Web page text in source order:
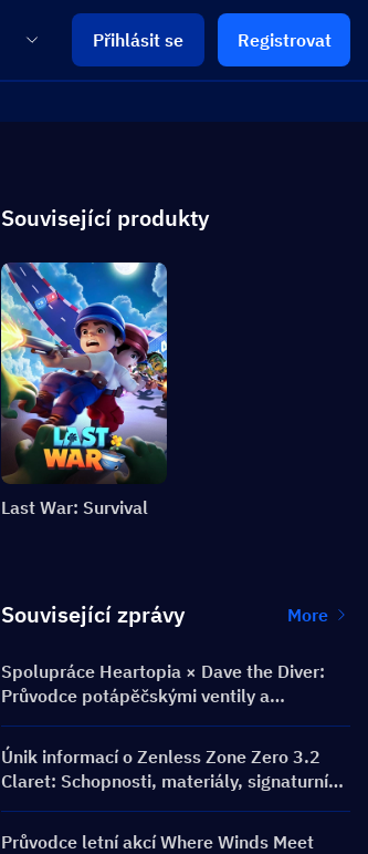
Přihlásit se Registrovat
Související produkty
Last War: Survival
Související zprávy More
Spolupráce Heartopia × Dave the Diver:
Průvodce potápěčskými ventily a
odměnami
Únik informací o Zenless Zone Zero 3.2
Claret: Schopnosti, materiály, signaturní
W-Engine a Mindscape Cinema
Průvodce letní akcí Where Winds Meet